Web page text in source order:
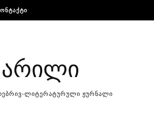
არილი
ლიტერატურული ჟურნალი